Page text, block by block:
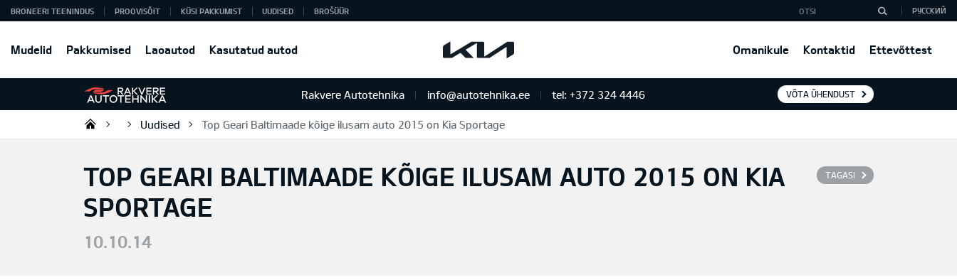
Mudelid Pakkumised Laoautod Kasutatud autod Omanikule Kontaktid Ettevõttest
BRONEERI TEENINDUS PROOVISÕIT KÜSI PAKKUMIST UUDISED BROŠÜÜR РУССКИЙ
Rakvere Autotehnika info@autotehnika.ee tel: +372 324 4446 VÕTA ÜHENDUST
Rakvere Autotehnika
Uudised Top Geari Baltimaade kõige ilusam auto 2015 on Kia Sportage
TAGASI
TOP GEARI BALTIMAADE KÕIGE ILUSAM AUTO 2015 ON KIA
SPORTAGE
10.10.14